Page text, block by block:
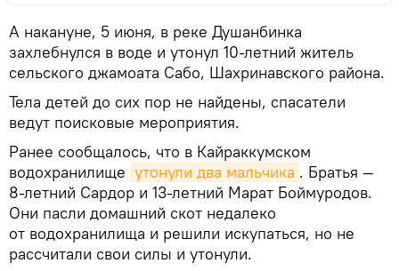
А накануне, 5 июня, в реке Душанбинка
захлебнулся в воде и утонул 10-летний житель
сельского джамоата Сабо, Шахринавского района.
Тела детей до сих пор не найдены, спасатели
ведут поисковые мероприятия.
Ранее сообщалось, что в Кайраккумском
водохранилище утонули два мальчика . Братья —
8-летний Сардор и 13-летний Марат Боймуродов.
Они пасли домашний скот недалеко
от водохранилища и решили искупаться, но не
рассчитали свои силы и утонули.